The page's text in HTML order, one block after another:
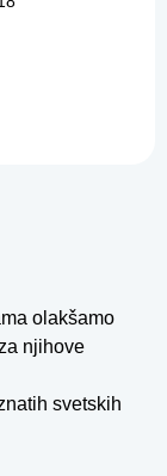
olakšamo
njihove
svetskih